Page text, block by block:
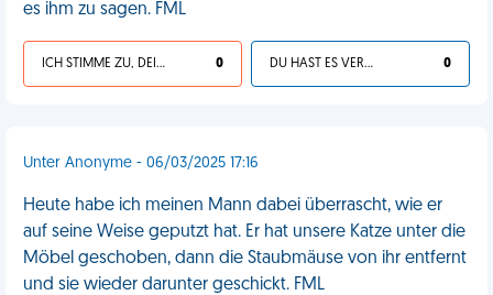
es ihm zu sagen. FML
ICH STIMME ZU, DEIN LEBEN IST SCHEISSE 0 DU HAST ES VERDIENT 0
Unter Anonyme - 06/03/2025 17:16
Heute habe ich meinen Mann dabei überrascht, wie er
auf seine Weise geputzt hat. Er hat unsere Katze unter die
Möbel geschoben, dann die Staubmäuse von ihr entfernt
und sie wieder darunter geschickt. FML